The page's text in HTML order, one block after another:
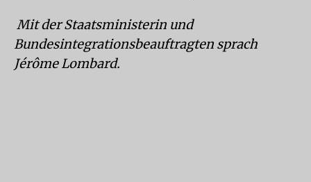
Mit der Staatsministerin und
Bundesintegrationsbeauftragten sprach
Jérôme Lombard.